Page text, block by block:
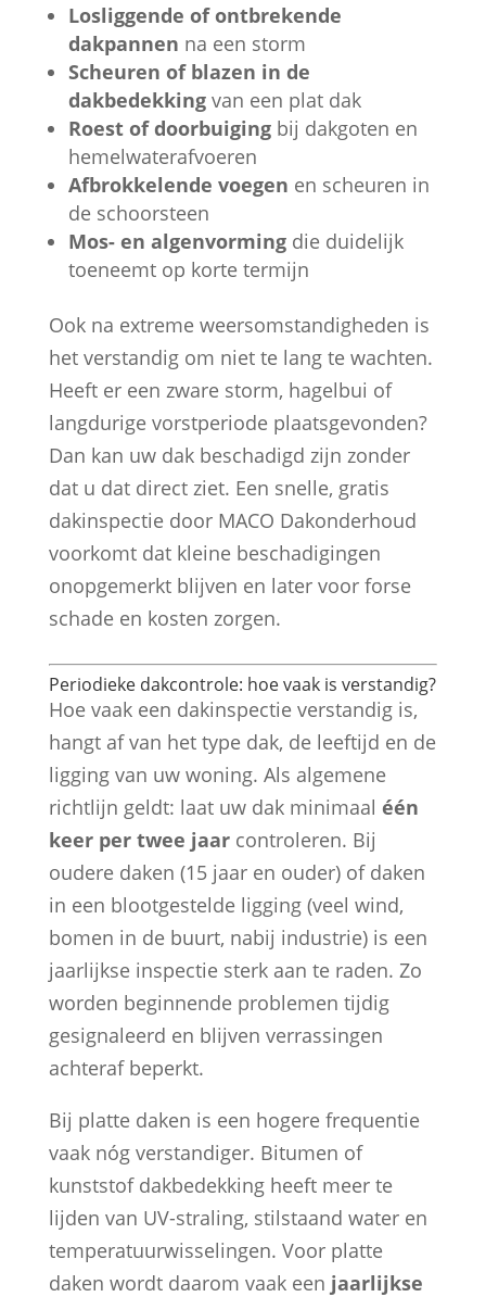
Losliggende of ontbrekende
dakpannen na een storm
Scheuren of blazen in de
dakbedekkingvan een plat dak
Roest of doorbuigingbij dakgoten en
hemelwaterafvoeren
Afbrokkelende voegen en scheuren in
de schoorsteen
Mos- en algenvormingdie duidelijk
toeneemt op korte termijn
Ook na extreme weersomstandigheden is
het verstandig om niet te lang te wachten.
Heeft er een zware storm, hagelbui of
langdurige vorstperiode plaatsgevonden?
Dan kan uw dak beschadigd zijn zonder
dat u dat direct ziet. Een snelle, gratis
dakinspectie door MACO Dakonderhoud
voorkomt dat kleine beschadigingen
onopgemerkt blijven en later voor forse
schade en kosten zorgen.
Periodieke dakcontrole: hoe vaak is verstandig?
Hoe vaak een dakinspectie verstandig is,
hangt af van het type dak, de leeftijd en de
ligging van uw woning. Als algemene
richtlijn geldt: laat uw dak minimaal één
keer per twee jaarcontroleren. Bij
oudere daken (15 jaar en ouder) of daken
in een blootgestelde ligging (veel wind,
bomen in de buurt, nabij industrie) is een
jaarlijkse inspectie sterk aan te raden. Zo
worden beginnende problemen tijdig
gesignaleerd en blijven verrassingen
achteraf beperkt.
Bij platte daken is een hogere frequentie
vaak nóg verstandiger. Bitumen of
kunststof dakbedekking heeft meer te
lijden van UV-straling, stilstaand water en
temperatuurwisselingen. Voor platte
daken wordt daarom vaak een jaarlijkse